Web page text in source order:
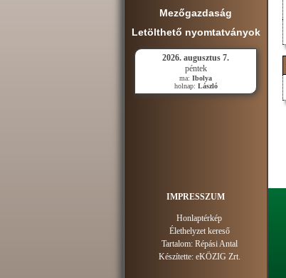
Mezőgazdaság
Letölthető nyomtatványok
2026. augusztus 7.
péntek
ma: Ibolya
holnap: László
IMPRESSZUM
Honlaptérkép
Élethelyzet kereső
Tartalom: Répási Antal
Készítette: eKÖZIG Zrt.